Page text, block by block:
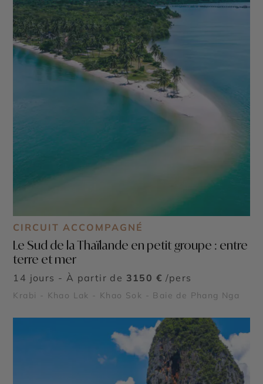
CIRCUIT ACCOMPAGNÉ
Le Sud de la Thaïlande en petit groupe : entre
terre et mer
14 jours - À partir de 3150 € /pers
Krabi - Khao Lak - Khao Sok - Baie de Phang Nga